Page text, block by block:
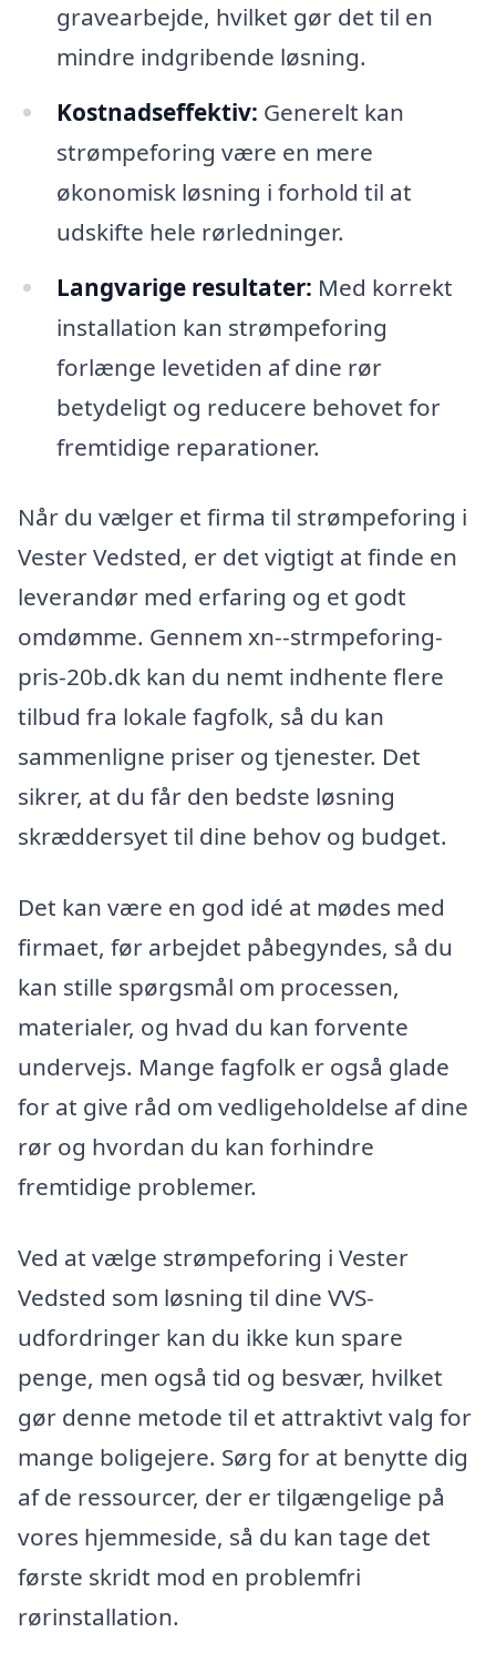
gravearbejde, hvilket gør det til en
mindre indgribende løsning.
Kostnadseffektiv: Generelt kan
strømpeforing være en mere
økonomisk løsning i forhold til at
udskifte hele rørledninger.
Langvarige resultater: Med korrekt
installation kan strømpeforing
forlænge levetiden af dine rør
betydeligt og reducere behovet for
fremtidige reparationer.
Når du vælger et firma til strømpeforing i
Vester Vedsted, er det vigtigt at finde en
leverandør med erfaring og et godt
omdømme. Gennem xn--strmpeforing-
pris-20b.dk kan du nemt indhente flere
tilbud fra lokale fagfolk, så du kan
sammenligne priser og tjenester. Det
sikrer, at du får den bedste løsning
skræddersyet til dine behov og budget.
Det kan være en god idé at mødes med
firmaet, før arbejdet påbegyndes, så du
kan stille spørgsmål om processen,
materialer, og hvad du kan forvente
undervejs. Mange fagfolk er også glade
for at give råd om vedligeholdelse af dine
rør og hvordan du kan forhindre
fremtidige problemer.
Ved at vælge strømpeforing i Vester
Vedsted som løsning til dine VVS-
udfordringer kan du ikke kun spare
penge, men også tid og besvær, hvilket
gør denne metode til et attraktivt valg for
mange boligejere. Sørg for at benytte dig
af de ressourcer, der er tilgængelige på
vores hjemmeside, så du kan tage det
første skridt mod en problemfri
rørinstallation.